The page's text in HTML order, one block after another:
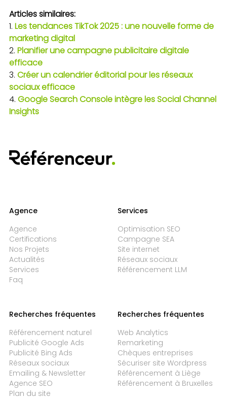
Articles similaires:
Les tendances TikTok 2025 : une nouvelle forme de
marketing digital
Planifier une campagne publicitaire digitale
efficace
Créer un calendrier éditorial pour les réseaux
sociaux efficace
Google Search Console intègre les Social Channel
Insights
Agence
Agence
Certifications
Nos Projets
Actualités
Services
Faq
Services
Optimisation SEO
Campagne SEA
Site internet
Réseaux sociaux
Référencement LLM
Recherches fréquentes
Référencement naturel
Publicité Google Ads
Publicité Bing Ads
Réseaux sociaux
Emailing & Newsletter
Agence SEO
Plan du site
Recherches fréquentes
Web Analytics
Remarketing
Chèques entreprises
Sécuriser site Wordpress
Référencement à Liège
Référencement à Bruxelles